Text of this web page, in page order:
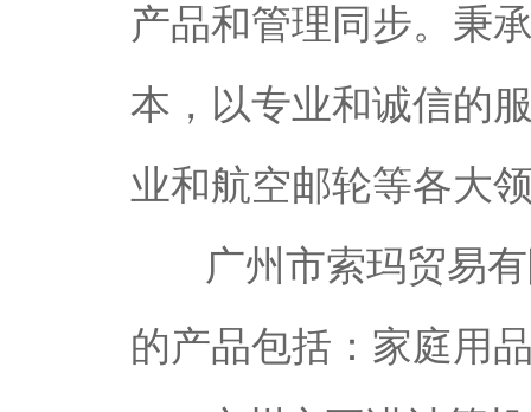
产品和管理同步。秉
本，以专业和诚信的
业和航空邮轮等各大
广州市索玛贸易
的产品包括：家庭用